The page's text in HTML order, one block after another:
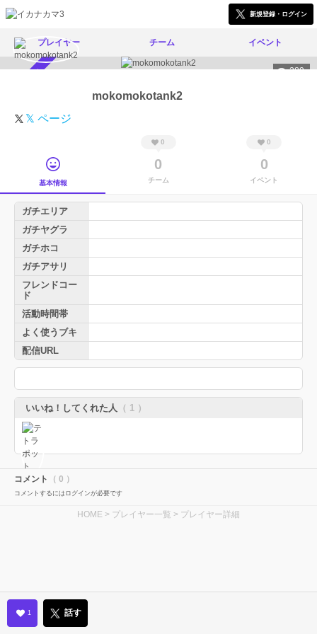
新規登録・ログイン
プレイヤー チーム イベント
289
mokomokotank2
𝕏 ページ
基本情報
0
0
チーム
0
0
イベント
ガチエリア
ガチヤグラ
ガチホコ
ガチアサリ
フレンドコー
ド
活動時間帯
よく使うブキ
配信URL
いいね！してくれた人 （ 1 ）
コメント （ 0 ）
コメントするにはログインが必要です
HOME > プレイヤー一覧 > プレイヤー詳細
1 話す